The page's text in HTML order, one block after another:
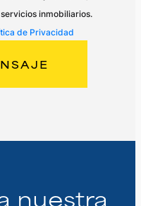
inmobiliarios.
de Privacidad
nuestra